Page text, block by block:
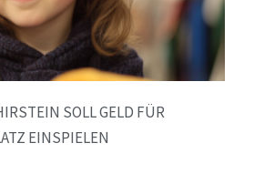
SOLL GELD FÜR
EINSPIELEN